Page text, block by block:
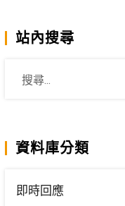
站內搜尋
資料庫分類
即時回應